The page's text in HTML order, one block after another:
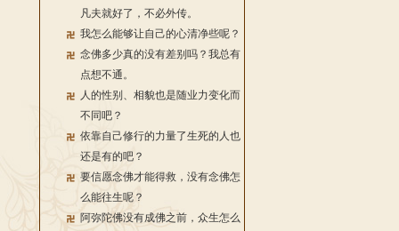
凡夫就好了，不必外传。
我怎么能够让自己的心清净些呢？
念佛多少真的没有差别吗？我总有
点想不通。
人的性别、相貌也是随业力变化而
不同吧？
依靠自己修行的力量了生死的人也
还是有的吧？
要信愿念佛才能得救，没有念佛怎
么能往生呢？
阿弥陀佛没有成佛之前，众生怎么